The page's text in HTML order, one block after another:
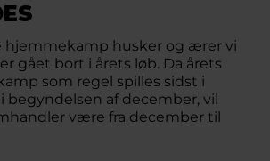
hjemmekamp husker og ærer vi
er gået bort i årets løb. Da årets
som regel spilles sidst i
begyndelsen af december, vil
være fra december til